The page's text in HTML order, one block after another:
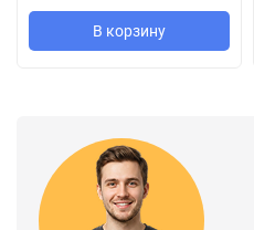
DORMA TS 92
имеет
левых и правых дверей
стальные и профильные двери.
единственный доводчик
можно устанавливать на
В корзину